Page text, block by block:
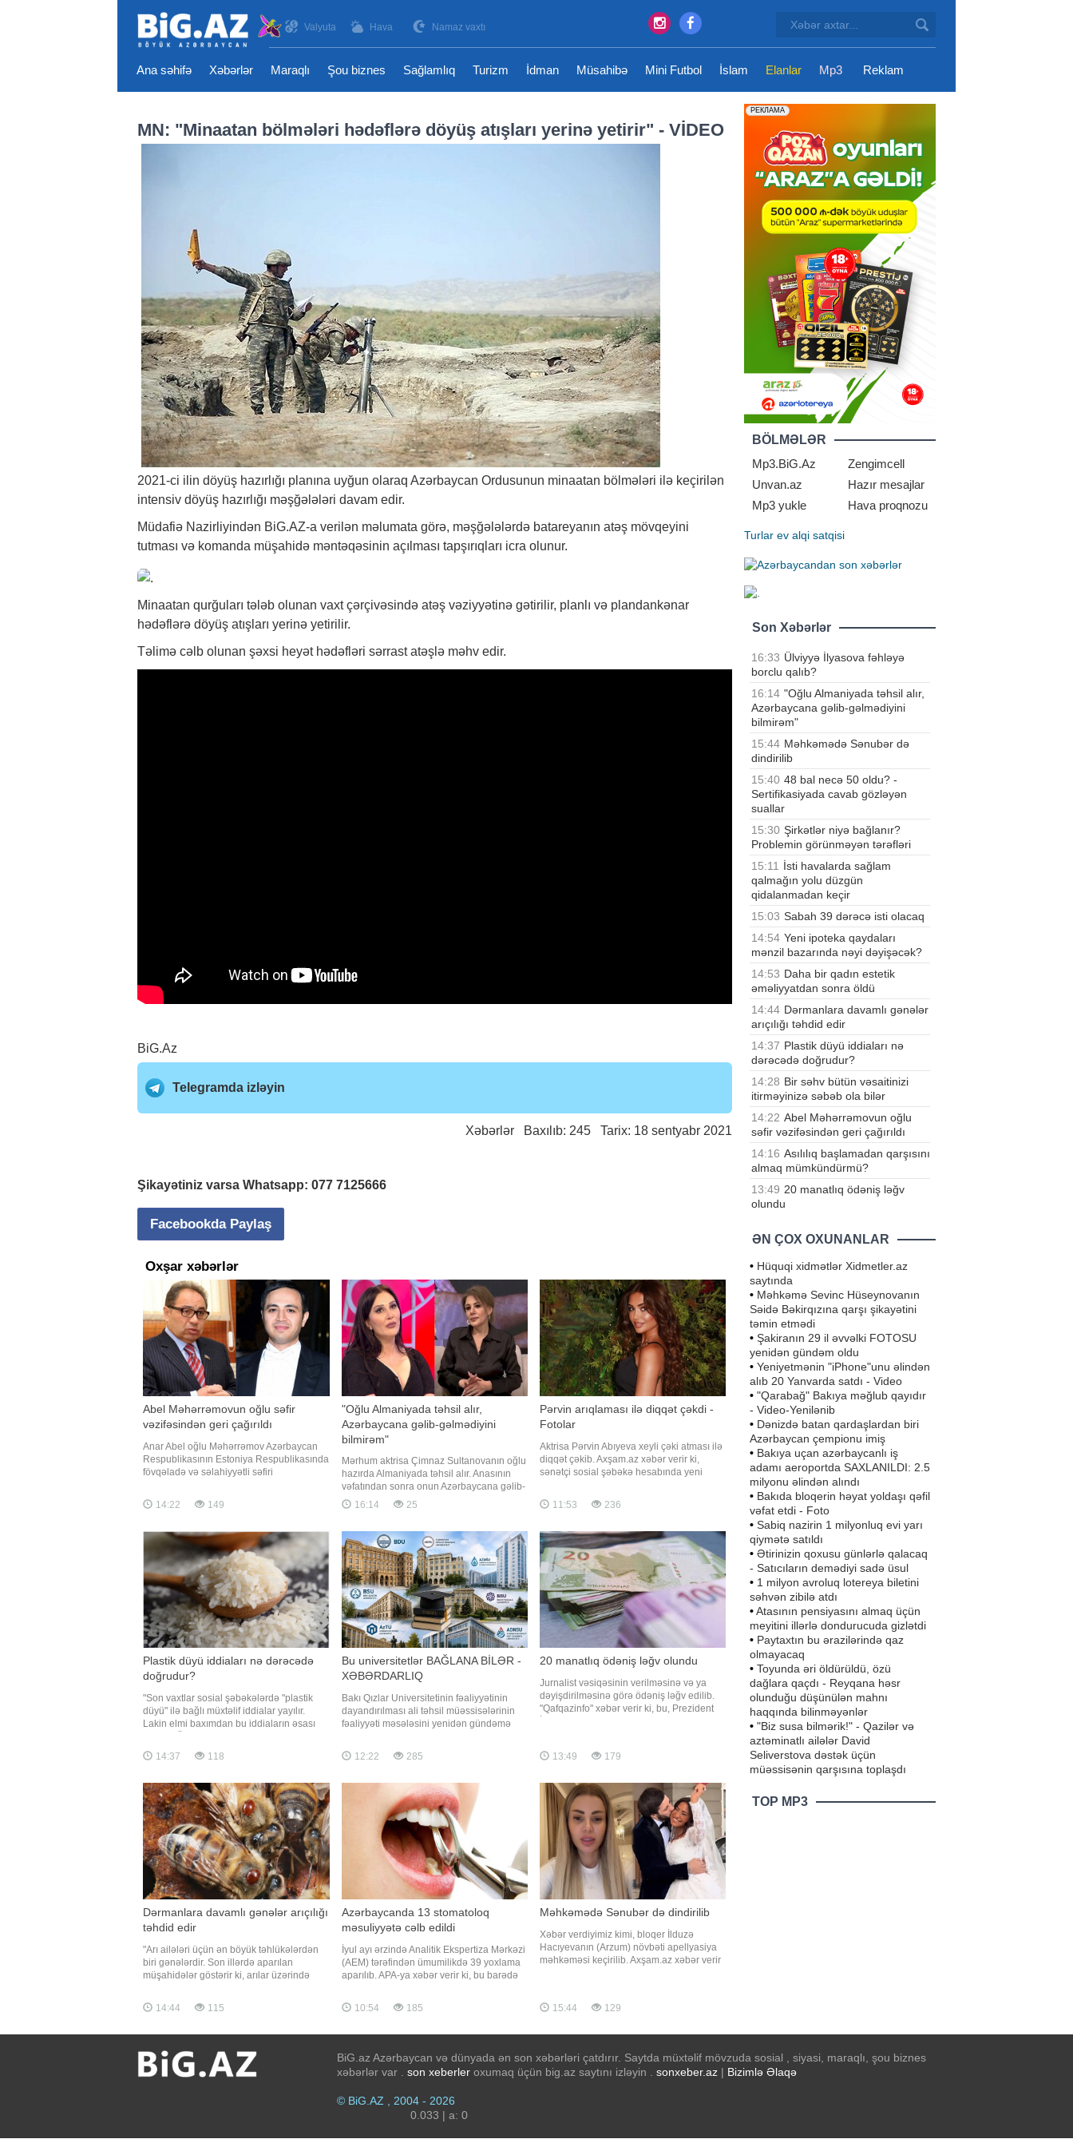
Valyuta Hava Namaz vaxtı
Ana səhifə Xəbərlər Maraqlı Şou biznes Sağlamlıq Turizm İdman Müsahibə Mini Futbol İslam Elanlar Mp3 Reklam
MN: "Minaatan bölmələri hədəflərə döyüş atışları yerinə yetirir" - VİDEO
2021-ci ilin döyüş hazırlığı planına uyğun olaraq Azərbaycan Ordusunun minaatan bölmələri ilə keçirilən
intensiv döyüş hazırlığı məşğələləri davam edir.
Müdafiə Nazirliyindən BiG.AZ-a verilən məlumata görə, məşğələlərdə batareyanın atəş mövqeyini
tutması və komanda müşahidə məntəqəsinin açılması tapşırıqları icra olunur.
Minaatan qurğuları tələb olunan vaxt çərçivəsində atəş vəziyyətinə gətirilir, planlı və plandankənar
hədəflərə döyüş atışları yerinə yetirilir.
Təlimə cəlb olunan şəxsi heyət hədəfləri sərrast atəşlə məhv edir.
BiG.Az
Telegramda izləyin
Xəbərlər Baxılıb: 245 Tarix: 18 sentyabr 2021
Şikayətiniz varsa Whatsapp: 077 7125666
Facebookda Paylaş
Oxşar xəbərlər
Abel Məhərrəmovun oğlu səfir
vəzifəsindən geri çağırıldı
Anar Abel oğlu Məhərrəmov Azərbaycan
Respublikasının Estoniya Respublikasında
fövqəladə və səlahiyyətli səfiri
xəbər verir ki, bu barədə Prezident İlham
Əliyev Sərəncam imzalayıb. Qeyd edək ki,
rektoru Abel Məhərrəmovu
14:22 149
"Oğlu Almaniyada təhsil alır,
Azərbaycana gəlib-gəlmədiyini
bilmirəm"
Mərhum aktrisa Çimnaz Sultanovanın oğlu
hazırda Almaniyada təhsil alır. Anasının
vəfatından sonra onun Azərbaycana gəlib-
gəlməməsi barədə məlumatım yoxdur.
Bunu aktrisa Sonaxanım Əliyeva
Aktrisa mərhumun yaxınları ilə əlaqə
saxlamadığını bildirib:. "Ona görə d
16:14 25
Pərvin arıqlaması ilə diqqət çəkdi -
Fotolar
Aktrisa Pərvin Abıyeva xeyli çəki atması ilə
diqqət çəkib. Axşam.az xəbər verir ki,
sənətçi sosial şəbəkə hesabında yeni
Paylaşımlarda onun nəzərəçarpacaq
dərəcədə arıqladığı diqqətdən yayınmayıb.
görünüşünü nümayiş etdirərək bu nəticən
11:53 236
Plastik düyü iddiaları nə dərəcədə
doğrudur?
"Son vaxtlar sosial şəbəkələrdə "plastik
düyü" ilə bağlı müxtəlif iddialar yayılır.
Lakin elmi baxımdan bu iddiaların əsası
hazırlanması həm iqtisadi, həm də texniki
cəhətdən məntiqsizdir. Plastik qranulların
14:37 118
Bu universitetlər BAĞLANA BİLƏR -
XƏBƏRDARLIQ
Bakı Qızlar Universitetinin fəaliyyətinin
dayandırılması ali təhsil müəssisələrinin
fəaliyyəti məsələsini yenidən gündəmə
standartlarına uyğunluğu, tədris və
idarəetmə prosesləri, maddi-texniki baza
12:22 285
20 manatlıq ödəniş ləğv olundu
Jurnalist vəsiqəsinin verilməsinə və ya
dəyişdirilməsinə görə ödəniş ləğv edilib.
"Qafqazinfo" xəbər verir ki, bu, Prezident
jurnalist vəsiqəsinin verilməsinə və
13:49 179
Dərmanlara davamlı gənələr arıçılığı
təhdid edir
"Arı ailələri üçün ən böyük təhlükələrdən
biri gənələrdir. Son illərdə aparılan
müşahidələr göstərir ki, arılar üzərində
olunan dərmanlara qarşı davamlılıq
qazanıb. Nəticədə müalicədən sonra
14:44 115
Azərbaycanda 13 stomatoloq
məsuliyyətə cəlb edildi
İyul ayı ərzində Analitik Ekspertiza Mərkəzi
(AEM) tərəfindən ümumilikdə 39 yoxlama
aparılıb. APA-ya xəbər verir ki, bu barədə
həmin yoxlamalardan 32-si özəl tibb
müəssisəsində, 7-si isə fiziki şəxsə
10:54 185
Məhkəmədə Sənubər də dindirilib
Xəbər verdiyimiz kimi, bloqer İlduzə
Hacıyevanın (Arzum) növbəti apellyasiya
məhkəməsi keçirilib. Axşam.az xəbər verir
təyin edilib. Məhkəmədə qəza zamanı
15:44 129
BÖLMƏLƏR
Mp3.BiG.Az
Zengimcell
Unvan.az
Hazır mesajlar
Mp3 yukle
Hava proqnozu
Turlar ev alqi satqisi
Son Xəbərlər
16:33 Ülviyyə İlyasova fəhləyə
borclu qalıb?
16:14 "Oğlu Almaniyada təhsil alır,
Azərbaycana gəlib-gəlmədiyini
bilmirəm"
15:44 Məhkəmədə Sənubər də
dindirilib
15:40 48 bal necə 50 oldu? -
Sertifikasiyada cavab gözləyən
suallar
15:30 Şirkətlər niyə bağlanır?
Problemin görünməyən tərəfləri
15:11 İsti havalarda sağlam
qalmağın yolu düzgün
qidalanmadan keçir
15:03 Sabah 39 dərəcə isti olacaq
14:54 Yeni ipoteka qaydaları
mənzil bazarında nəyi dəyişəcək?
14:53 Daha bir qadın estetik
əməliyyatdan sonra öldü
14:44 Dərmanlara davamlı gənələr
arıçılığı təhdid edir
14:37 Plastik düyü iddiaları nə
dərəcədə doğrudur?
14:28 Bir səhv bütün vəsaitinizi
itirməyinizə səbəb ola bilər
14:22 Abel Məhərrəmovun oğlu
səfir vəzifəsindən geri çağırıldı
14:16 Asılılıq başlamadan qarşısını
almaq mümkündürmü?
13:49 20 manatlıq ödəniş ləğv
olundu
ƏN ÇOX OXUNANLAR
• Hüquqi xidmətlər Xidmetler.az
saytında
• Məhkəmə Sevinc Hüseynovanın
Səidə Bəkirqızına qarşı şikayətini
təmin etmədi
• Şakiranın 29 il əvvəlki FOTOSU
yenidən gündəm oldu
• Yeniyetmənin "iPhone"unu əlindən
alıb 20 Yanvarda satdı - Video
• "Qarabağ" Bakıya məğlub qayıdır
- Video-Yenilənib
• Dənizdə batan qardaşlardan biri
Azərbaycan çempionu imiş
• Bakıya uçan azərbaycanlı iş
adamı aeroportda SAXLANILDI: 2.5
milyonu əlindən alındı
• Bakıda bloqerin həyat yoldaşı qəfil
vəfat etdi - Foto
• Sabiq nazirin 1 milyonluq evi yarı
qiymətə satıldı
• Ətirinizin qoxusu günlərlə qalacaq
- Satıcıların demədiyi sadə üsul
• 1 milyon avroluq lotereya biletini
səhvən zibilə atdı
•Atasının pensiyasını almaq üçün
meyitini illərlə dondurucuda gizlətdi
• Paytaxtın bu ərazilərində qaz
olmayacaq
• Toyunda əri öldürüldü, özü
dağlara qaçdı - Reyqana həsr
olunduğu düşünülən mahnı
haqqında bilinməyənlər
• "Biz susa bilmərik!" - Qazilər və
aztəminatlı ailələr David
Seliverstova dəstək üçün
müəssisənin qarşısına toplaşdı
TOP MP3
BiG.az Azərbaycan və dünyada ən son xəbərləri çatdırır. Saytda müxtəlif mövzuda sosial , siyasi, maraqlı, şou biznes
xəbərlər var . son xeberler oxumaq üçün big.az saytını izləyin . sonxeber.az | Bizimlə Əlaqə
© BiG.AZ , 2004 - 2026
0.033 | a: 0